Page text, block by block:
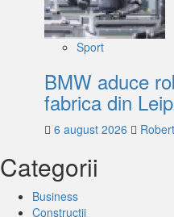
Sport
BMW aduce
fabrica din
6 august 2026 Robert
Categorii
Business
Constructii